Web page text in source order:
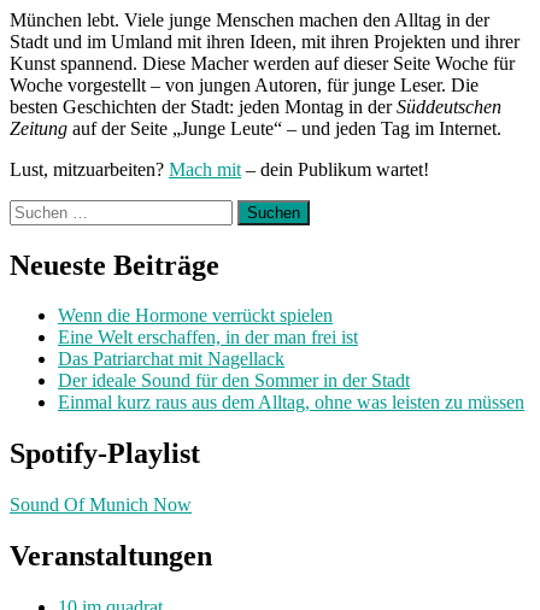
München lebt. Viele junge Menschen machen den Alltag in der
Stadt und im Umland mit ihren Ideen, mit ihren Projekten und ihrer
Kunst spannend. Diese Macher werden auf dieser Seite Woche für
Woche vorgestellt – von jungen Autoren, für junge Leser. Die
besten Geschichten der Stadt: jeden Montag in derSüddeutschen
Zeitung auf der Seite „Junge Leute“ – und jeden Tag im Internet.
Lust, mitzuarbeiten? Mach mit – dein Publikum wartet!
Suchen
nach:
Neueste Beiträge
Wenn die Hormone verrückt spielen
Eine Welt erschaffen, in der man frei ist
Das Patriarchat mit Nagellack
Der ideale Sound für den Sommer in der Stadt
Einmal kurz raus aus dem Alltag, ohne was leisten zu müssen
Spotify-Playlist
Sound Of Munich Now
Veranstaltungen